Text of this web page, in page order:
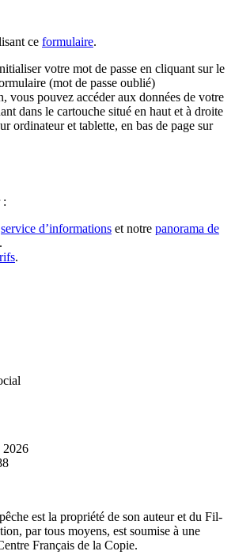
ce formulaire.
votre mot de passe en cliquant sur le
(mot de passe oublié)
vous pouvez accéder aux données de votre
dans le cartouche situé en haut et à droite
ordinateur et tablette, en bas de page sur
:
service d’informations et notre panorama de
.
.
2026
est la propriété de son auteur et du Fil-
par tous moyens, est soumise à une
Français de la Copie.